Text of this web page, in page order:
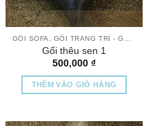
Gối thêu sen 1
500,000 ₫
THÊM VÀO GIỎ HÀNG